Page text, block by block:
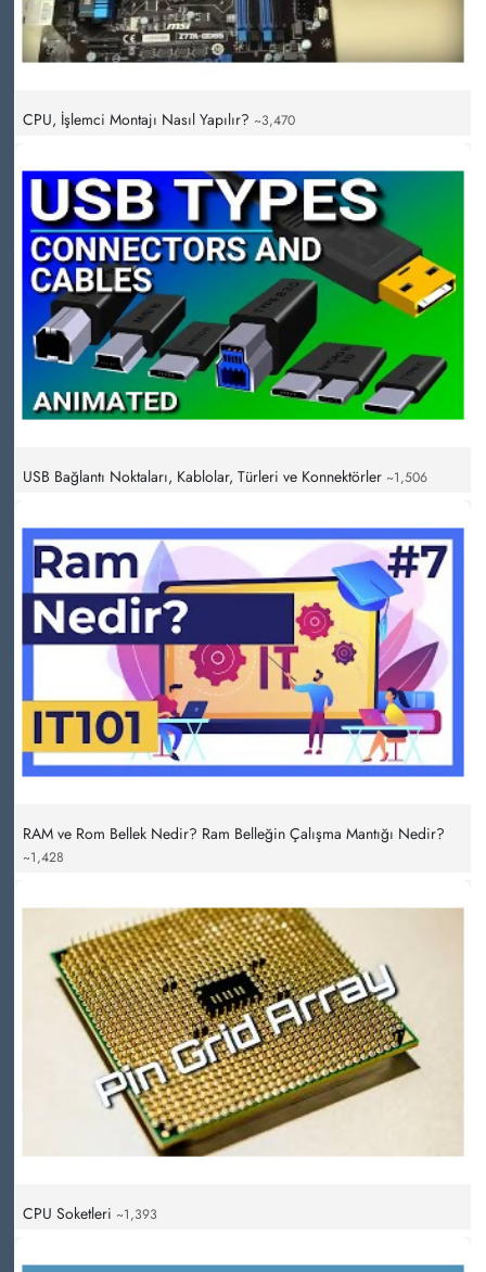
CPU, İşlemci Montajı Nasıl Yapılır? ~3,470
USB Bağlantı Noktaları, Kablolar, Türleri ve Konnektörler ~1,506
RAM ve Rom Bellek Nedir? Ram Belleğin Çalışma Mantığı Nedir?
~1,428
CPU Soketleri ~1,393